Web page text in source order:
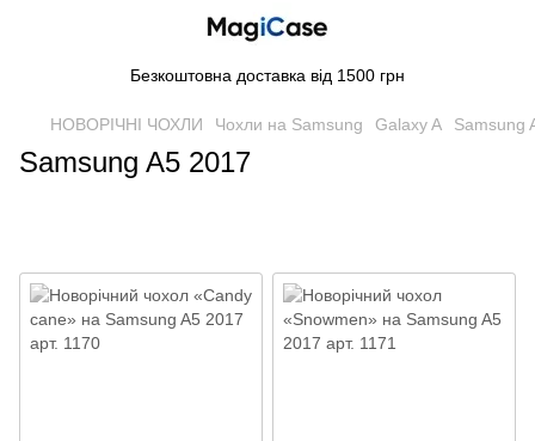
Безкоштовна доставка від 1500 грн
НОВОРІЧНІ ЧОХЛИ Чохли на Samsung Galaxy A Samsung
Samsung A5 2017